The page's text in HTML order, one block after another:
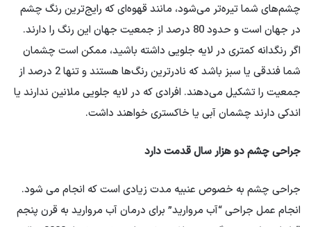
چشم‌های شما تیره‌تر می‌شود، مانند قهوه‌ای که رایج‌ترین رنگ چشم
در جهان است و حدود 80 درصد از جمعیت جهان این رنگ را دارند.
اگر رنگدانه کمتری در لایه جلویی داشته باشید، ممکن است چشمان
شما فندقی یا سبز باشد که نادرترین رنگ‌ها هستند و تنها 2 درصد از
جمعیت را تشکیل می‌دهند. افرادی که در لایه جلویی ملانین ندارند یا
اندکی دارند چشمان آبی یا خاکستری خواهند داشت.
جراحی چشم دو هزار سال قدمت دارد
جراحی چشم به خصوص عنبیه مدت زیادی است که انجام می شود.
انجام عمل جراحی “آب مروارید” برای درمان آب مروارید به قرن پنجم